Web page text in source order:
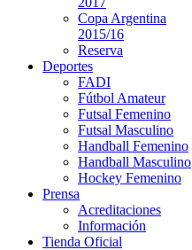
Copa Argentina
2015/16
Reserva
Deportes
FADI
Fútbol Amateur
Futsal Femenino
Futsal Masculino
Handball Femenino
Handball Masculino
Hockey Femenino
Prensa
Acreditaciones
Información
Tienda Oficial